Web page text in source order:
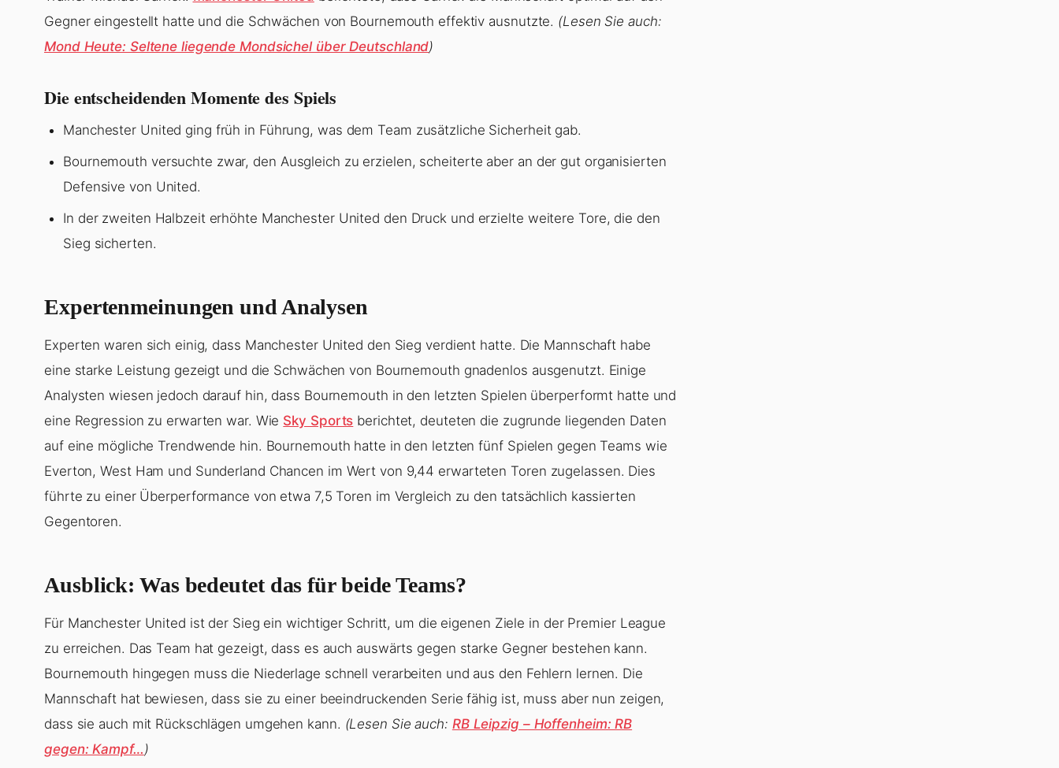
Gegner eingestellt hatte und die Schwächen von Bournemouth effektiv ausnutzte. (Lesen Sie auch:
Mond Heute: Seltene liegende Mondsichel über Deutschland)
Die entscheidenden Momente des Spiels
Manchester United ging früh in Führung, was dem Team zusätzliche Sicherheit gab.
Bournemouth versuchte zwar, den Ausgleich zu erzielen, scheiterte aber an der gut organisierten
Defensive von United.
In der zweiten Halbzeit erhöhte Manchester United den Druck und erzielte weitere Tore, die den
Sieg sicherten.
Expertenmeinungen und Analysen
Experten waren sich einig, dass Manchester United den Sieg verdient hatte. Die Mannschaft habe
eine starke Leistung gezeigt und die Schwächen von Bournemouth gnadenlos ausgenutzt. Einige
Analysten wiesen jedoch darauf hin, dass Bournemouth in den letzten Spielen überperformt hatte und
eine Regression zu erwarten war. Wie Sky Sports berichtet, deuteten die zugrunde liegenden Daten
auf eine mögliche Trendwende hin. Bournemouth hatte in den letzten fünf Spielen gegen Teams wie
Everton, West Ham und Sunderland Chancen im Wert von 9,44 erwarteten Toren zugelassen. Dies
führte zu einer Überperformance von etwa 7,5 Toren im Vergleich zu den tatsächlich kassierten
Gegentoren.
Ausblick: Was bedeutet das für beide Teams?
Für Manchester United ist der Sieg ein wichtiger Schritt, um die eigenen Ziele in der Premier League
zu erreichen. Das Team hat gezeigt, dass es auch auswärts gegen starke Gegner bestehen kann.
Bournemouth hingegen muss die Niederlage schnell verarbeiten und aus den Fehlern lernen. Die
Mannschaft hat bewiesen, dass sie zu einer beeindruckenden Serie fähig ist, muss aber nun zeigen,
dass sie auch mit Rückschlägen umgehen kann. (Lesen Sie auch: RB Leipzig – Hoffenheim: RB
gegen: Kampf… )